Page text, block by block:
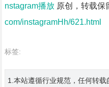
nstagram播放原创，转载保
com/instagramHh/621.html
标签:
1.本站遵循行业规范，任何转